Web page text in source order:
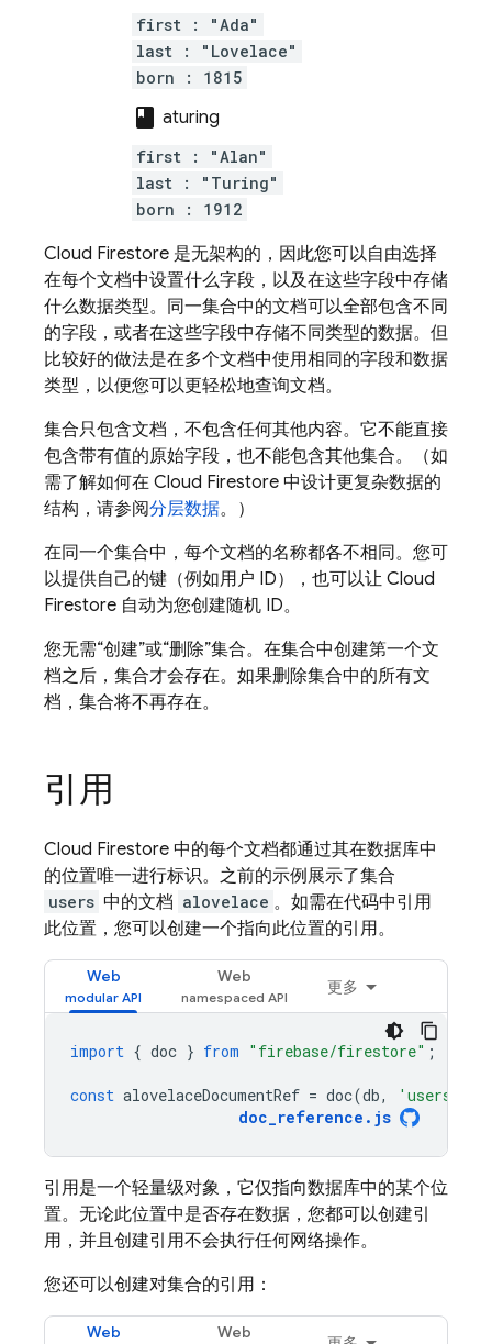
first : "Ada"
last : "Lovelace"
born : 1815
class aturing
first : "Alan"
last : "Turing"
born : 1912
Cloud Firestore 是无架构的，因此您可以自由选择
在每个文档中设置什么字段，以及在这些字段中存储
什么数据类型。同一集合中的文档可以全部包含不同
的字段，或者在这些字段中存储不同类型的数据。但
比较好的做法是在多个文档中使用相同的字段和数据
类型，以便您可以更轻松地查询文档。
集合只包含文档，不包含任何其他内容。它不能直接
包含带有值的原始字段，也不能包含其他集合。（如
需了解如何在 Cloud Firestore 中设计更复杂数据的
结构，请参阅分层数据。）
在同一个集合中，每个文档的名称都各不相同。您可
以提供自己的键（例如用户 ID），也可以让 Cloud
Firestore 自动为您创建随机 ID。
您无需“创建”或“删除”集合。在集合中创建第一个文
档之后，集合才会存在。如果删除集合中的所有文
档，集合将不再存在。
引用
Cloud Firestore 中的每个文档都通过其在数据库中
的位置唯一进行标识。之前的示例展示了集合
users 中的文档 alovelace 。如需在代码中引用
此位置，您可以创建一个指向此位置的引用。
Web Web
更多
import { doc } from "firebase/firestore" ;
const alovelaceDocumentRef = doc(db, 'users'
doc_reference . js
引用是一个轻量级对象，它仅指向数据库中的某个位
置。无论此位置中是否存在数据，您都可以创建引
用，并且创建引用不会执行任何网络操作。
您还可以创建对集合的引用：
Web Web